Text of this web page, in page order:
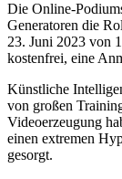
Die Online-
Generatoren die
23. Juni 2023 von
kostenfrei, eine
Künstliche
von großen
Videoerzeugung
einen extremen
gesorgt.